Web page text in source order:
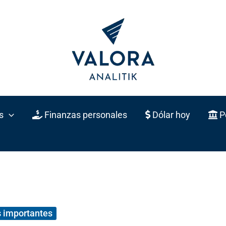
Finanzas personales Dólar hoy
importantes